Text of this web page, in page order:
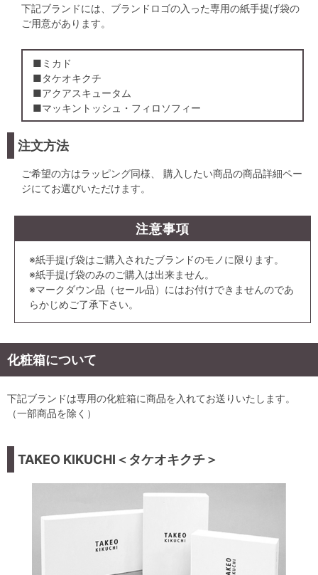
下記ブランドには、ブランドロゴの入った専用の紙手提げ袋の
ご用意があります。
■ミカド
■タケオキクチ
■アクアスキュータム
■マッキントッシュ・フィロソフィー
注文方法
ご希望の方はラッピング同様、 購入したい商品の商品詳細ペー
ジにてお選びいただけます。
注意事項
※紙手提げ袋はご購入されたブランドのモノに限ります。
※紙手提げ袋のみのご購入は出来ません。
※マークダウン品（セール品）にはお付けできませんのであ
らかじめご了承下さい。
化粧箱について
下記ブランドは専用の化粧箱に商品を入れてお送りいたします。
（一部商品を除く）
TAKEO KIKUCHI＜タケオキクチ＞